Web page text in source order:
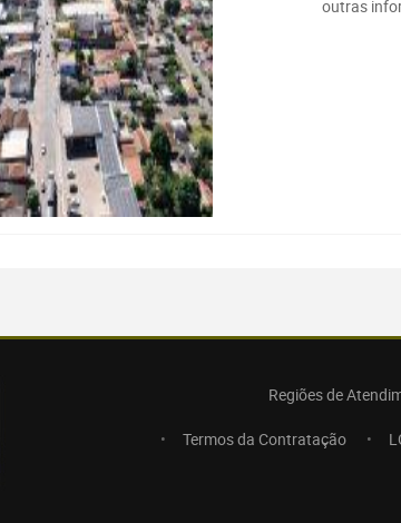
outras
Regiões de
Termos da Contratação